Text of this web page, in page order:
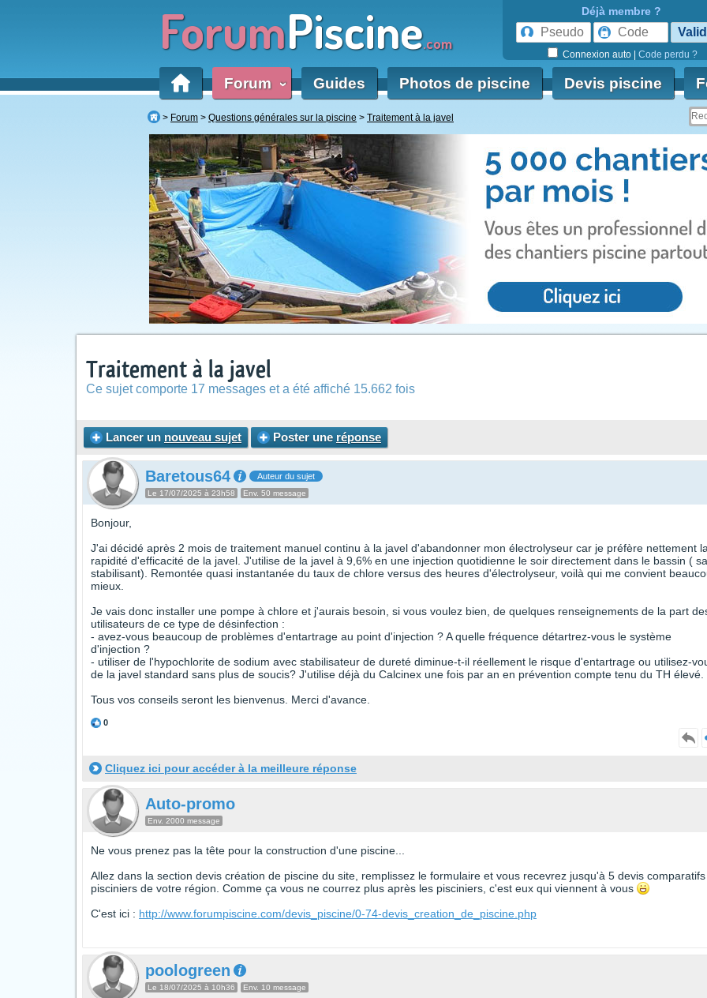
ForumPiscine.com
Déjà membre ?
Connexion auto Code perdu ?
Forum ‹ Guides Photos de piscine Devis piscine
Forum Questions générales sur la piscine Traitement à la javel
Traitement à la javel
Ce sujet comporte 17 messages et a été affiché 15.662 fois
Lancer un nouveau sujet Poster une réponse
Baretous64 Auteur du sujet
Le 17/07/2025 à 23h58 Env. 50 message
Bonjour,
J'ai décidé après 2 mois de traitement manuel continu à la javel d'abandonner mon électrolyseur car je préfère nettement
rapidité d'efficacité de la javel. J'utilise de la javel à 9,6% en une injection quotidienne le soir directement dans le bassin (
stabilisant). Remontée quasi instantanée du taux de chlore versus des heures d'électrolyseur, voilà qui me convient
mieux.
Je vais donc installer une pompe à chlore et j'aurais besoin, si vous voulez bien, de quelques renseignements de la part
utilisateurs de ce type de désinfection :
- avez-vous beaucoup de problèmes d'entartrage au point d'injection ? A quelle fréquence détartrez-vous le système
d'injection ?
- utiliser de l'hypochlorite de sodium avec stabilisateur de dureté diminue-t-il réellement le risque d'entartrage ou utilisez-
de la javel standard sans plus de soucis? J'utilise déjà du Calcinex une fois par an en prévention compte tenu du TH élevé.
Tous vos conseils seront les bienvenus. Merci d'avance.
0
Cliquez ici pour accéder à la meilleure réponse
Auto-promo
Env. 2000 message
Ne vous prenez pas la tête pour la construction d'une piscine...
Allez dans la section devis création de piscine du site, remplissez le formulaire et vous recevrez jusqu'à 5 devis
pisciniers de votre région. Comme ça vous ne courrez plus après les pisciniers, c'est eux qui viennent à vous
C'est ici : http://www.forumpiscine.com/devis_piscine/0-74-devis_creation_de_piscine.php
poologreen
Le 18/07/2025 à 10h36 Env. 10 message